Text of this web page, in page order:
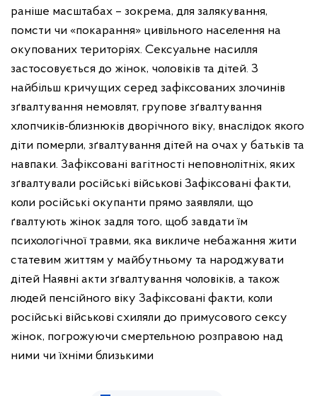
раніше масштабах – зокрема, для залякування,
помсти чи «покарання» цивільного населення на
окупованих територіях. Сексуальне насилля
застосовується до жінок, чоловіків та дітей. З
найбільш кричущих серед зафіксованих злочинів
зґвалтування немовлят, групове зґвалтування
хлопчиків-близнюків дворічного віку, внаслідок якого
діти померли, зґвалтування дітей на очах у батьків та
навпаки. Зафіксовані вагітності неповнолітніх, яких
зґвалтували російські військові Зафіксовані факти,
коли російські окупанти прямо заявляли, що
ґвалтують жінок задля того, щоб завдати їм
психологічної травми, яка викличе небажання жити
статевим життям у майбутньому та народжувати
дітей Наявні акти зґвалтування чоловіків, а також
людей пенсійного віку Зафіксовані факти, коли
російські військові схиляли до примусового сексу
жінок, погрожуючи смертельною розправою над
ними чи їхніми близькими